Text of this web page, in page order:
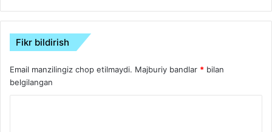
Fikr bildirish
Email manzilingiz chop etilmaydi. Majburiy bandlar * bilan
belgilangan